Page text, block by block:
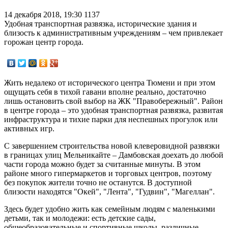
14 декабря 2018, 19:30 1137
Удобная транспортная развязка, исторические здания и
близость к административным учреждениям – чем привлекает
горожан центр города.
Жить недалеко от исторического центра Тюмени и при этом
ощущать себя в тихой гавани вполне реально, достаточно
лишь остановить свой выбор на ЖК "Правобережный". Район
в центре города – это удобная транспортная развязка, развитая
инфраструктура и тихие парки для неспешных прогулок или
активных игр.
С завершением строительства новой клеверовидной развязки
в границах улиц Мельникайте – Дамбовская доехать до любой
части города можно будет за считанные минуты. В этом
районе много гипермаркетов и торговых центров, поэтому
без покупок жители точно не останутся. В доступной
близости находятся "Окей", "Лента", "Гудвин", "Магеллан".
Здесь будет удобно жить как семейным людям с маленькими
детьми, так и молодежи: есть детские сады,